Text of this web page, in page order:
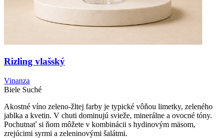
Rizling vlašský
Vinanza
Biele Suché
Akostné víno zeleno-žltej farby je typické vôňou limetky, zeleného
jablka a kvetin. V chuti dominujú svieže, minerálne a ovocné tóny.
Pochutnať si ňom môžete v kombinácii s hydinovým mäsom,
zrejúcimi syrmi a zeleninovými šalátmi.